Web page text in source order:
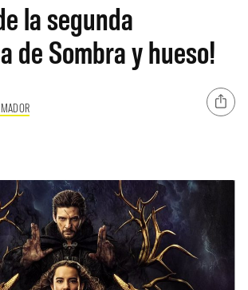
la segunda
de Sombra y hueso!